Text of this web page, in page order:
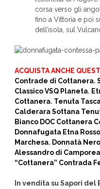
corsa verso gli
fino a Vittoria e poi
dell’isola, sul
ACQUISTA ANCHE
Contrade di Cottanera.
Classico VSQ Planeta.
Cottanera. Tenuta
Calderara Sottana
Bianco DOC Cottanera
Donnafugata Etna
Marchesa. Donnatà
Alessandro di
“Cottanera” Contrada
In vendita su Sapori